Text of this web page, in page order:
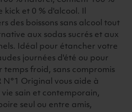
kick et 0 % d'alcool. Il
des boissons sans alcool tout
aux sodas sucrés et aux
Idéal pour étancher votre
journées d'été ou pour
froid, sans compromis
N°1 Original vous aide à
sain et contemporain,
seul ou entre amis,